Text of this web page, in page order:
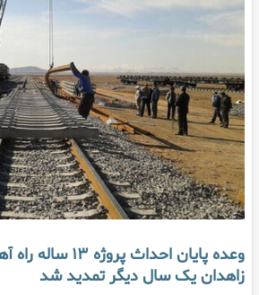
وعده پایان احداث
زاهدان یک سال دیگر تمدید شد